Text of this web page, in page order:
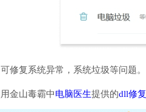
修复系统异常，系统垃圾等问题。
金山毒霸中电脑医生提供的dll修复